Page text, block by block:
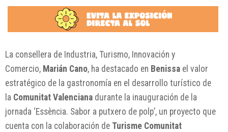
La consellera de Industria, Turismo, Innovación y
Comercio, Marián Cano, ha destacado en Benissa el valor
estratégico de la gastronomía en el desarrollo turístico de
la Comunitat Valenciana durante la inauguración de la
jornada ‘Essència. Sabor a putxero de polp’, un proyecto que
cuenta con la colaboración de Turisme Comunitat